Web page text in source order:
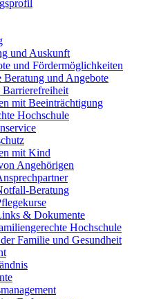
und Auskunft
und Fördermöglichkeiten
Beratung und Angebote
mit Beeinträchtigung
Hochschule
mit Kind
Angehörigen
Beratung
& Dokumente
Hochschule
Familie und Gesundheit